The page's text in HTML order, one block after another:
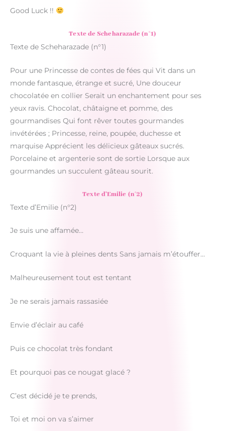
Good Luck !!
Texte de Scheharazade (n°1)
Texte de Scheharazade (n°1)
Pour une Princesse de contes de fées qui Vit dans un
monde fantasque, étrange et sucré, Une douceur
chocolatée en collier Serait un enchantement pour ses
yeux ravis. Chocolat, châtaigne et pomme, des
gourmandises Qui font rêver toutes gourmandes
invétérées ; Princesse, reine, poupée, duchesse et
marquise Apprécient les délicieux gâteaux sucrés.
Porcelaine et argenterie sont de sortie Lorsque aux
gourmandes un succulent gâteau sourit.
Texte d’Emilie (n°2)
Texte d’Emilie (n°2)
Je suis une affamée…
Croquant la vie à pleines dents Sans jamais m’étouffer…
Malheureusement tout est tentant
Je ne serais jamais rassasiée
Envie d’éclair au café
Puis ce chocolat très fondant
Et pourquoi pas ce nougat glacé ?
C’est décidé je te prends,
Toi et moi on va s’aimer